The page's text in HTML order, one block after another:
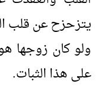
يتزحزح عن قلب
ولو كان زوجها
على هذا الثبات.